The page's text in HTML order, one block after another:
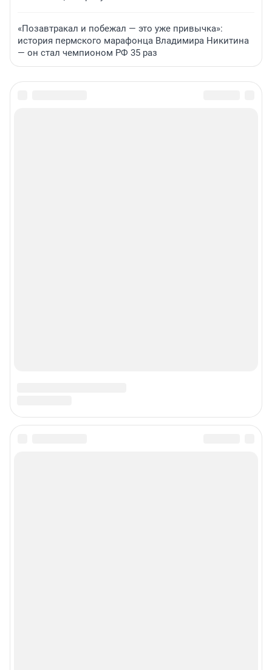
«Позавтракал и побежал — это уже привычка»:
история пермского марафонца Владимира Никитина
— он стал чемпионом РФ 35 раз